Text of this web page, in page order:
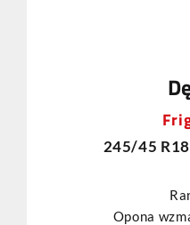
245/45 R18
Opona